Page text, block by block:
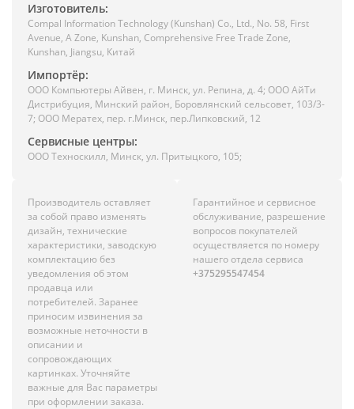
Изготовитель:
Compal Information Technology (Kunshan) Co., Ltd., No. 58, First
Avenue, A Zone, Kunshan, Comprehensive Free Trade Zone,
Kunshan, Jiangsu, Китай
Импортёр:
ООО Компьютеры Айвен, г. Минск, ул. Репина, д. 4; ООО АйТи
Дистрибуция, Минский район, Боровлянский сельсовет, 103/3-
7; ООО Мератех, пер. г.Минск, пер.Липковский, 12
Сервисные центры:
ООО Техноскилл, Минск, ул. Притыцкого, 105;
Производитель оставляет
за собой право изменять
дизайн, технические
характеристики, заводскую
комплектацию без
уведомления об этом
продавца или
потребителей. Заранее
приносим извинения за
возможные неточности в
описании и
сопровождающих
картинках. Уточняйте
важные для Вас параметры
при оформлении заказа.
Гарантийное и сервисное
обслуживание, разрешение
вопросов покупателей
осуществляется по номеру
нашего отдела сервиса
+375295547454